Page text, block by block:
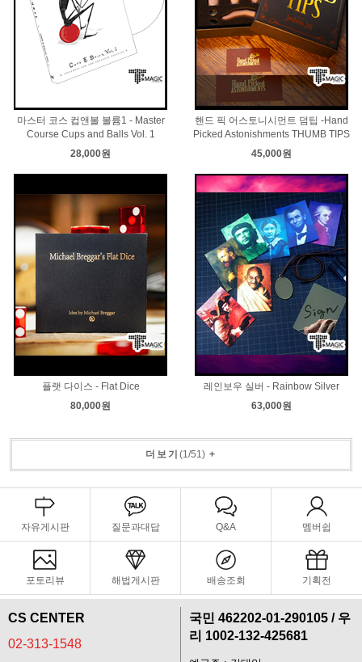
마스터 코스 컵앤볼 볼륨1 - Master
Course Cups and Balls Vol. 1
28,000원
핸드 픽 어스토니시먼트 덤팁 -Hand
Picked Astonishments THUMB TIPS
45,000원
플랫 다이스 - Flat Dice
80,000원
레인보우 실버 - Rainbow Silver
63,000원
더보기 (1/51) +
자유게시판 질문과대답 Q&A 멤버쉽
포토리뷰 해법게시판 배송조회 기획전
CS CENTER
02-313-1548
국민 462202-01-290105 / 우
리 1002-132-425681